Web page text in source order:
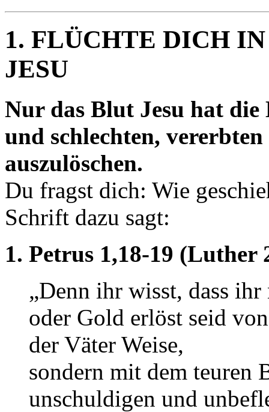
1. FLÜCHTE DICH
JESU
Nur das Blut Jesu hat
und schlechten,
auszulöschen.
Du fragst dich: Wie
Schrift dazu sagt:
1. Petrus 1,18-19 (Luther
„Denn ihr wisst, dass
oder Gold erlöst seid
der Väter Weise,
sondern mit dem teuren
unschuldigen und